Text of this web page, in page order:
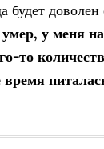
будет
умер, у меня
то
время